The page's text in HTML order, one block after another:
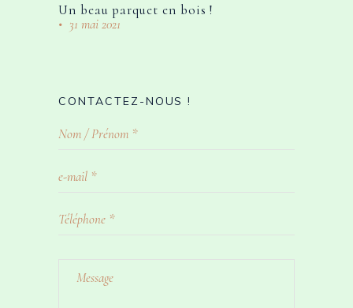
Un beau parquet en bois !
31 mai 2021
CONTACTEZ-NOUS !